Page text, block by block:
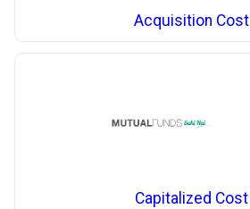
Acquisition Cost
Capitalized Cost